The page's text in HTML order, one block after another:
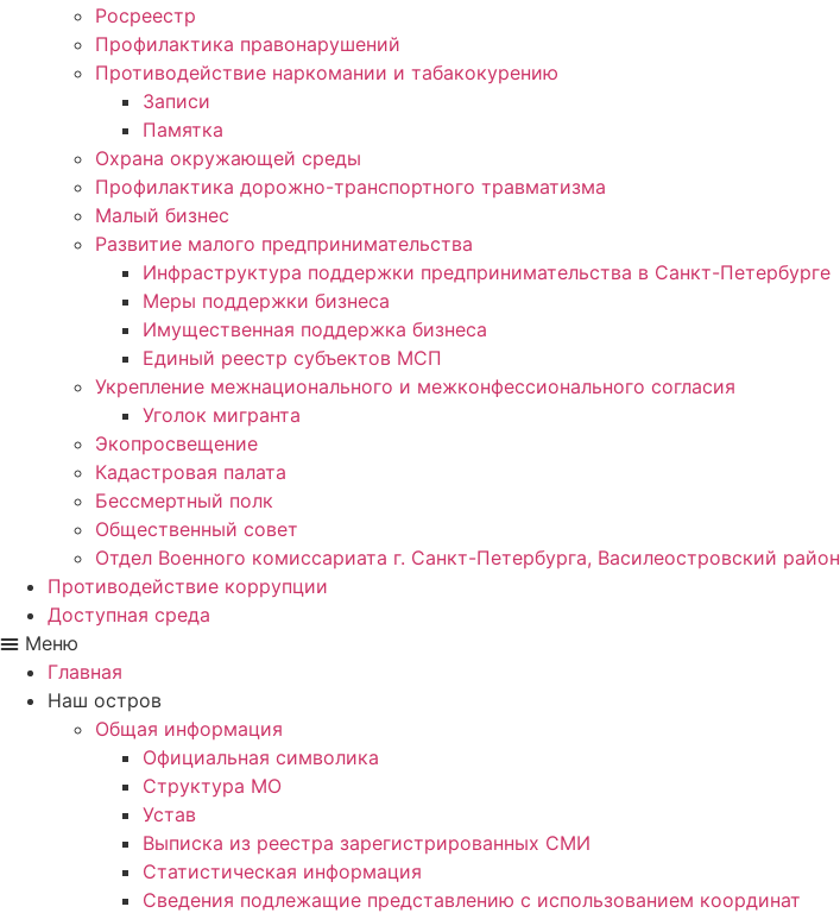
Росреестр
Профилактика правонарушений
Противодействие наркомании и табакокурению
Записи
Памятка
Охрана окружающей среды
Профилактика дорожно-транспортного травматизма
Малый бизнес
Развитие малого предпринимательства
Инфраструктура поддержки предпринимательства в Санкт-Петербурге
Меры поддержки бизнеса
Имущественная поддержка бизнеса
Единый реестр субъектов МСП
Укрепление межнационального и межконфессионального согласия
Уголок мигранта
Экопросвещение
Кадастровая палата
Бессмертный полк
Общественный совет
Отдел Военного комиссариата г. Санкт-Петербурга, Василеостровский район
Противодействие коррупции
Доступная среда
Меню
Главная
Наш остров
Общая информация
Официальная символика
Структура МО
Устав
Выписка из реестра зарегистрированных СМИ
Статистическая информация
Сведения подлежащие представлению с использованием координат